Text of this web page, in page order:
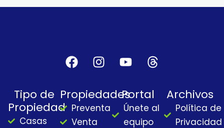
F
a
e
b
o
I
s
t
a
Y
u
t
u
b
T
h
r
e
a
d
Tipo de
Propiedad
Casas
Propiedades
Preventa
Venta
Portal
Únete al
equipo
Archivos
Política de
Privacidad